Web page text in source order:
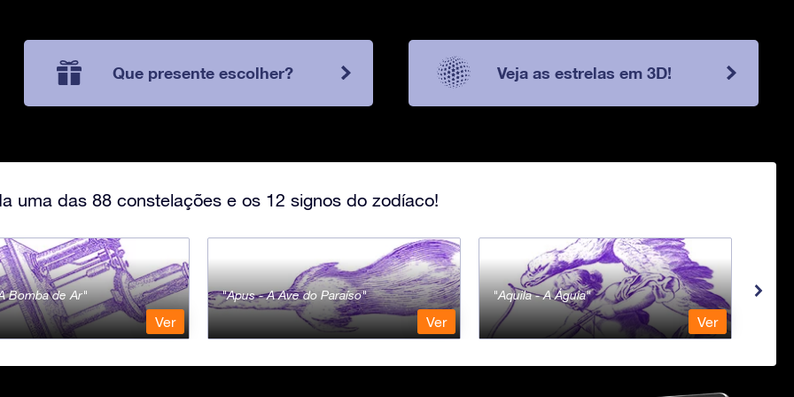
Que presente escolher? Veja as estrelas em 3D!
uma das 88 constelações e os 12 signos do zodíaco!
Bomba de Ar
Ver
Apus - A Ave do Paraíso
Ver
Aquila - A Águia
Ver